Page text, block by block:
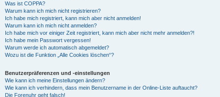
Was ist COPPA?
Warum kann ich mich nicht registrieren?
Ich habe mich registriert, kann mich aber nicht anmelden!
Warum kann ich mich nicht anmelden?
Ich habe mich vor einiger Zeit registriert, kann mich aber nicht mehr anmelden?!
Ich habe mein Passwort vergessen!
Warum werde ich automatisch abgemeldet?
Wozu ist die Funktion „Alle Cookies löschen“?
Benutzerpräferenzen und -einstellungen
Wie kann ich meine Einstellungen ändern?
Wie kann ich verhindern, dass mein Benutzername in der Online-Liste auftaucht?
Die Forenuhr geht falsch!